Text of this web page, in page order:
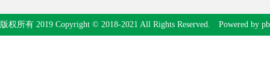
版权所有 2019 Copyright © 2018-2021 All Rights Reserved. Powered by